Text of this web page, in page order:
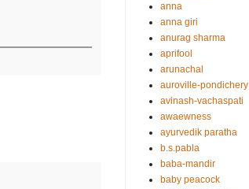
anna
anna giri
anurag sharma
aprifool
arunachal
auroville-pondichery
avinash-vachaspati
awaewness
ayurvedik paratha
b.s.pabla
baba-mandir
baby peacock